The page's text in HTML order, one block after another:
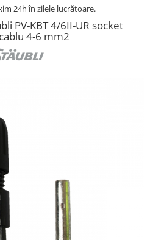
24h în zilele lucrătoare.
PV-KBT 4/6II-UR socket
4-6 mm2